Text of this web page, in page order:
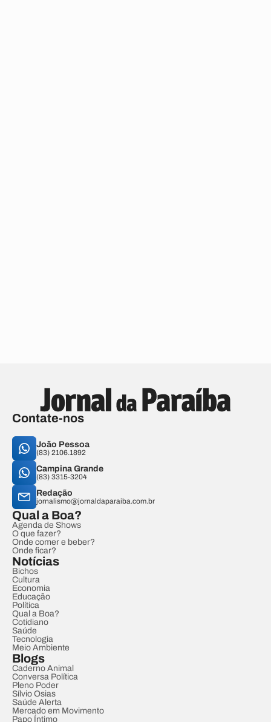
Contate-nos
João Pessoa
(83) 2106.1892
Campina Grande
(83) 3315-3204
Redação
jornalismo@jornaldaparaiba.com.br
Qual a Boa?
Agenda de Shows
O que fazer?
Onde comer e beber?
Onde ficar?
Notícias
Bichos
Cultura
Economia
Educação
Política
Qual a Boa?
Cotidiano
Saúde
Tecnologia
Meio Ambiente
Blogs
Caderno Animal
Conversa Política
Pleno Poder
Sílvio Osias
Saúde Alerta
Mercado em Movimento
Papo Íntimo